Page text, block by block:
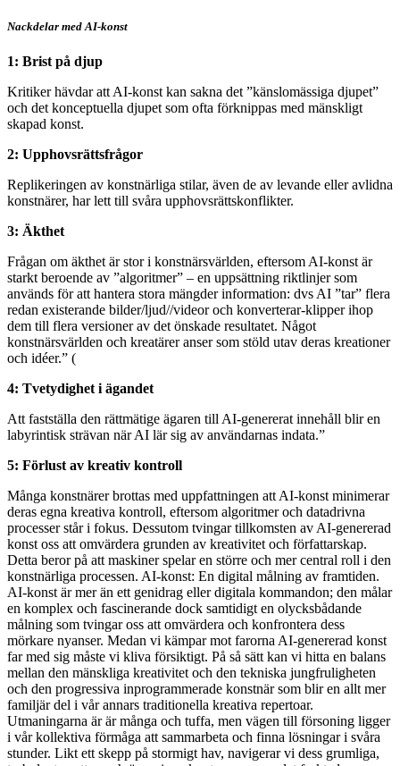
Nackdelar med AI-konst
1: Brist på djup
Kritiker hävdar att AI-konst kan sakna det ”känslomässiga djupet”
och det konceptuella djupet som ofta förknippas med mänskligt
skapad konst.
2: Upphovsrättsfrågor
Replikeringen av konstnärliga stilar, även de av levande eller avlidna
konstnärer, har lett till svåra upphovsrättskonflikter.
3: Äkthet
Frågan om äkthet är stor i konstnärsvärlden, eftersom AI-konst är
starkt beroende av ”algoritmer” – en uppsättning riktlinjer som
används för att hantera stora mängder information: dvs AI ”tar” flera
redan existerande bilder/ljud//videor och konverterar-klipper ihop
dem till flera versioner av det önskade resultatet. Något
konstnärsvärlden och kreatärer anser som stöld utav deras kreationer
och idéer.” (
4: Tvetydighet i ägandet
Att fastställa den rättmätige ägaren till AI-genererat innehåll blir en
labyrintisk strävan när AI lär sig av användarnas indata.”
5: Förlust av kreativ kontroll
Många konstnärer brottas med uppfattningen att AI-konst minimerar
deras egna kreativa kontroll, eftersom algoritmer och datadrivna
processer står i fokus. Dessutom tvingar tillkomsten av AI-genererad
konst oss att omvärdera grunden av kreativitet och författarskap.
Detta beror på att maskiner spelar en större och mer central roll i den
konstnärliga processen. AI-konst: En digital målning av framtiden.
AI-konst är mer än ett genidrag eller digitala kommandon; den målar
en komplex och fascinerande dock samtidigt en olycksbådande
målning som tvingar oss att omvärdera och konfrontera dess
mörkare nyanser. Medan vi kämpar mot farorna AI-genererad konst
far med sig måste vi kliva försiktigt. På så sätt kan vi hitta en balans
mellan den mänskliga kreativitet och den tekniska jungfruligheten
och den progressiva inprogrammerade konstnär som blir en allt mer
familjär del i vår annars traditionella kreativa repertoar.
Utmaningarna är är många och tuffa, men vägen till försoning ligger
i vår kollektiva förmåga att sammarbeta och finna lösningar i svåra
stunder. Likt ett skepp på stormigt hav, navigerar vi dess grumliga,